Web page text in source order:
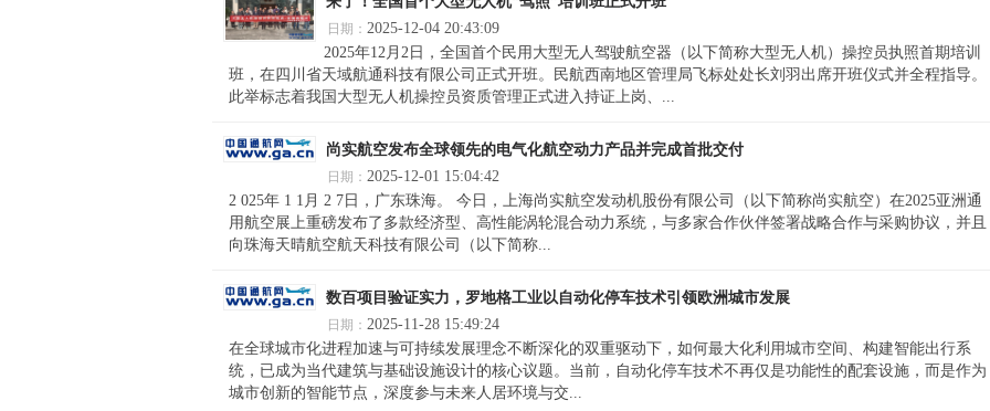
日期： 2025-12-04 20:43:09
2025年12月2日，全国首个民用大型无人驾驶航空器（以下简称大型无人机）操控员执照首期培训
班，在四川省天域航通科技有限公司正式开班。民航西南地区管理局飞标处处长刘羽出席开班仪式并全程指导。
此举标志着我国大型无人机操控员资质管理正式进入持证上岗、...
尚实航空发布全球领先的电气化航空动力产品并完成首批交付
日期： 2025-12-01 15:04:42
2 025年 1 1月 2 7日，广东珠海。 今日，上海尚实航空发动机股份有限公司（以下简称尚实航空）在2025亚洲通
用航空展上重磅发布了多款经济型、高性能涡轮混合动力系统，与多家合作伙伴签署战略合作与采购协议，并且
向珠海天晴航空航天科技有限公司（以下简称...
数百项目验证实力，罗地格工业以自动化停车技术引领欧洲城市发展
日期： 2025-11-28 15:49:24
在全球城市化进程加速与可持续发展理念不断深化的双重驱动下，如何最大化利用城市空间、构建智能出行系
统，已成为当代建筑与基础设施设计的核心议题。当前，自动化停车技术不再仅是功能性的配套设施，而是作为
城市创新的智能节点，深度参与未来人居环境与交...